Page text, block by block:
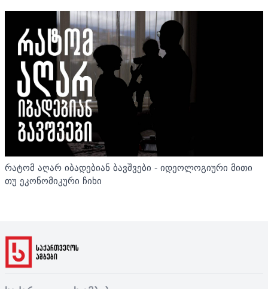
რატომ აღარ იბადებიან ბავშვები - იდეოლოგიური მითი
თუ ეკონომიკური ჩიხი